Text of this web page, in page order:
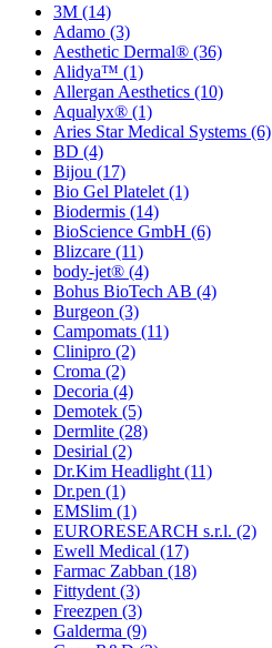
3M (14)
Adamo (3)
Aesthetic Dermal® (36)
Alidya™ (1)
Allergan Aesthetics (10)
Aqualyx® (1)
Aries Star Medical Systems (6)
BD (4)
Bijou (17)
Bio Gel Platelet (1)
Biodermis (14)
BioScience GmbH (6)
Blizcare (11)
body-jet® (4)
Bohus BioTech AB (4)
Burgeon (3)
Campomats (11)
Clinipro (2)
Croma (2)
Decoria (4)
Demotek (5)
Dermlite (28)
Desirial (2)
Dr.Kim Headlight (11)
Dr.pen (1)
EMSlim (1)
EURORESEARCH s.r.l. (2)
Ewell Medical (17)
Farmac Zabban (18)
Fittydent (3)
Freezpen (3)
Galderma (9)